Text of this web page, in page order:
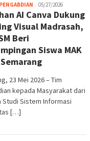
PENGABDIAN Melani
05/27/2026
AI Canva Dukung
Visual Madrasah,
Beri
Siswa MAK
23 Mei 2026 – Tim
kepada Masyarakat dari
Studi Sistem Informasi
[…]